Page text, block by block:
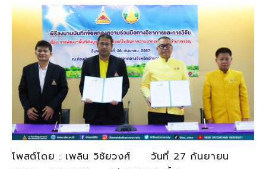
โพสต์โดย : เพลิน วิชัยวงศ์ วันที่ 27 กันยายน